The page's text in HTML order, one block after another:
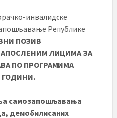
инвалидске
Републике
ПОЗИВ
ЛИЦИМА ЗА
ПО ПРОГРАМИМА
ГОДИНИ.
самозапошљавања
демобилисаних